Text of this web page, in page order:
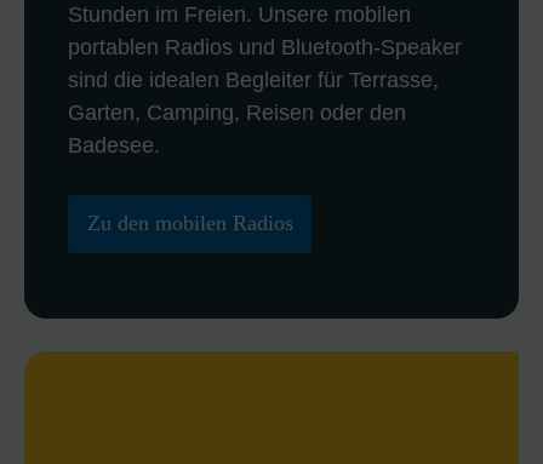
Stunden im Freien. Unsere mobilen
portablen Radios und Bluetooth-Speaker
sind die idealen Begleiter für Terrasse,
Garten, Camping, Reisen oder den
Badesee.
Zu den mobilen Radios